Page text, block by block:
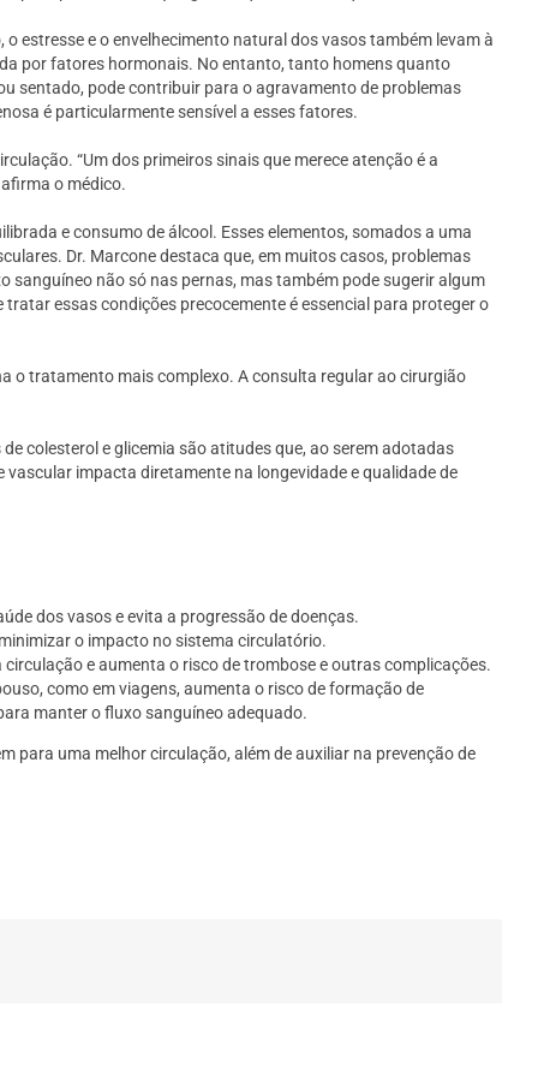
estresse e o envelhecimento natural dos vasos também levam à
por fatores hormonais. No entanto, tanto homens quanto
sentado, pode contribuir para o agravamento de problemas
é particularmente sensível a esses fatores.
“Um dos primeiros sinais que merece atenção é a
o médico.
e consumo de álcool. Esses elementos, somados a uma
Dr. Marcone destaca que, em muitos casos, problemas
sanguíneo não só nas pernas, mas também pode sugerir algum
essas condições precocemente é essencial para proteger o
o tratamento mais complexo. A consulta regular ao cirurgião
colesterol e glicemia são atitudes que, ao serem adotadas
vascular impacta diretamente na longevidade e qualidade de
dos vasos e evita a progressão de doenças.
o impacto no sistema circulatório.
e aumenta o risco de trombose e outras complicações.
como em viagens, aumenta o risco de formação de
manter o fluxo sanguíneo adequado.
para uma melhor circulação, além de auxiliar na prevenção de